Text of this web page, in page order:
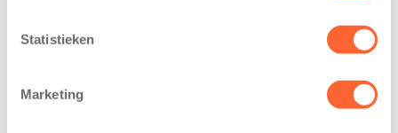
Statistieken
Marketing
kregen een…
Leeuwarden Zuid.